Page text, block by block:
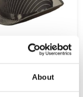
About
BLACK STRIPED TOP HAT
(incl. VAT)